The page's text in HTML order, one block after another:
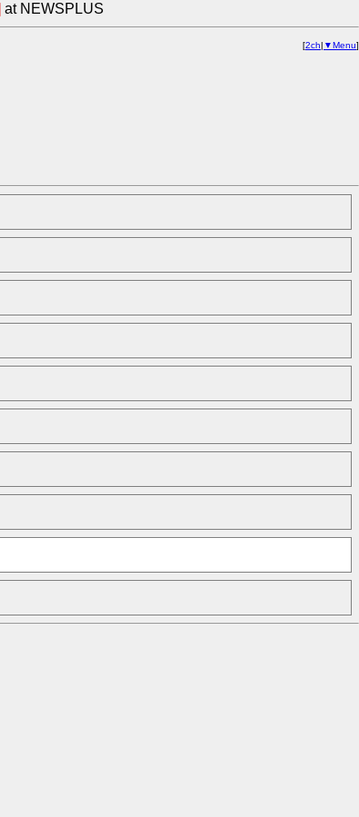
at NEWSPLUS
[2ch| ▼Menu]